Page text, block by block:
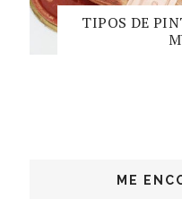
TIPOS DE
ME